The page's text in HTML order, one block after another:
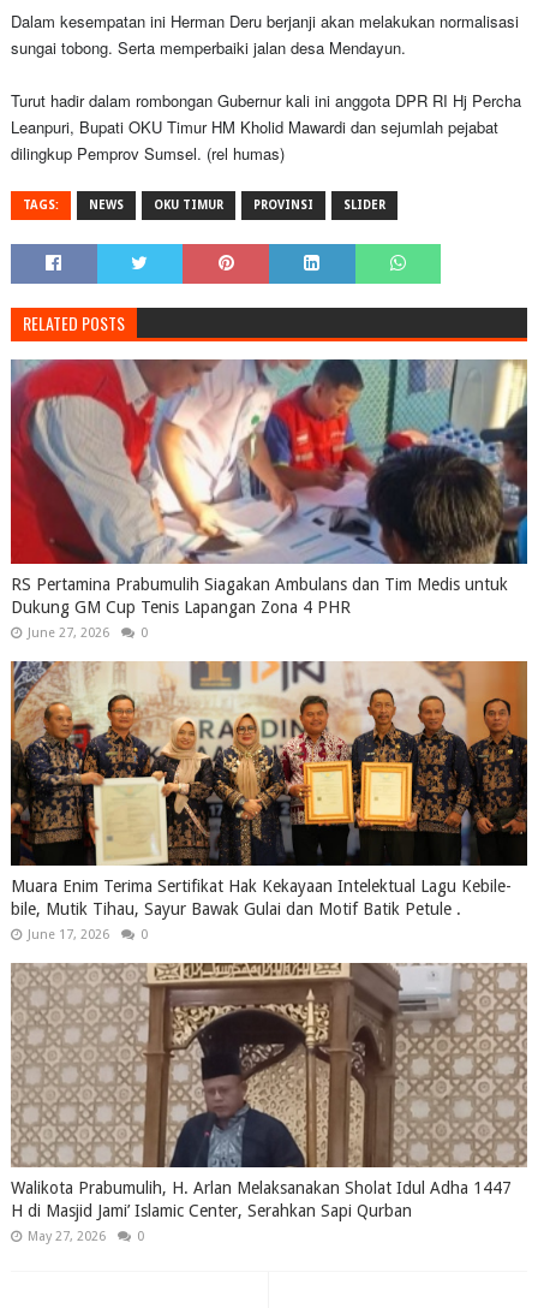
Dalam kesempatan ini Herman Deru berjanji akan melakukan normalisasi
sungai tobong. Serta memperbaiki jalan desa Mendayun.
Turut hadir dalam rombongan Gubernur kali ini anggota DPR RI Hj Percha
Leanpuri, Bupati OKU Timur HM Kholid Mawardi dan sejumlah pejabat
dilingkup Pemprov Sumsel. (rel humas)
TAGS: NEWS OKU TIMUR PROVINSI SLIDER
RELATED POSTS
RS Pertamina Prabumulih Siagakan Ambulans dan Tim Medis untuk
Dukung GM Cup Tenis Lapangan Zona 4 PHR
June 27, 2026 0
Muara Enim Terima Sertifikat Hak Kekayaan Intelektual Lagu Kebile-
bile, Mutik Tihau, Sayur Bawak Gulai dan Motif Batik Petule .
June 17, 2026 0
Walikota Prabumulih, H. Arlan Melaksanakan Sholat Idul Adha 1447
H di Masjid Jami’ Islamic Center, Serahkan Sapi Qurban
May 27, 2026 0